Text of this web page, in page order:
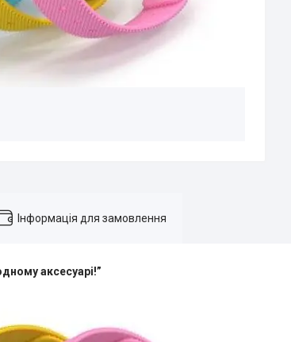
Інформація для замовлення
аксесуарі!”